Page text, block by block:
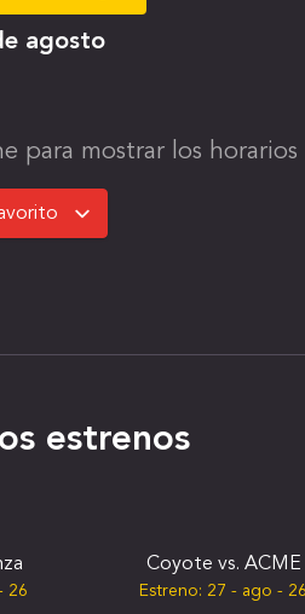
agosto
para mostrar los
estrenos
26
Coyote vs. ACME
Estreno: 27 - ago -